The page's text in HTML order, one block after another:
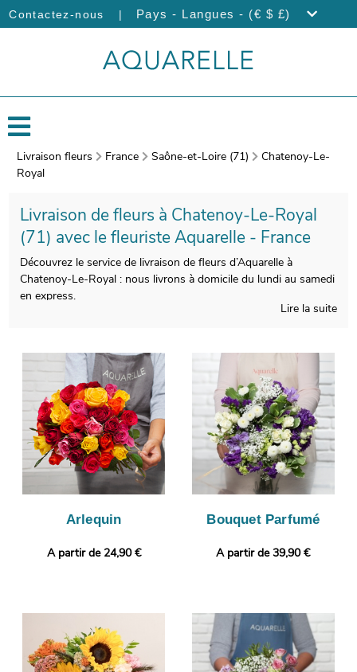
Contactez-nous | Pays - Langues - (€ $ £)
Livraison fleurs France Saône-et-Loire (71)
Chatenoy-Le-
Royal
Livraison de fleurs à Chatenoy-Le-Royal
(71) avec le fleuriste Aquarelle - France
Découvrez le service de livraison de fleurs d’Aquarelle à
Chatenoy-Le-Royal : nous livrons à domicile du lundi au samedi
en express.
confection, nous photographierons votre composition florale.
Cette photo vous est ensuite envoyée par e-mail afin que vous
puissiez visualiser votre composition florale. Enfin, il sera
envoyé très rapidement à Chatenoy-Le-Royal. Personnalisez
votre cadeau avec un message ou une photo de votre choix.
Lire la suite
Arlequin
A partir de 24,90 €
Bouquet Parfumé
A partir de 39,90 €